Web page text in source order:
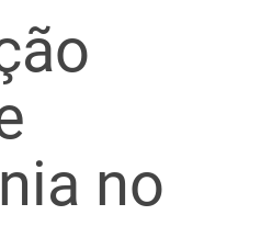
no